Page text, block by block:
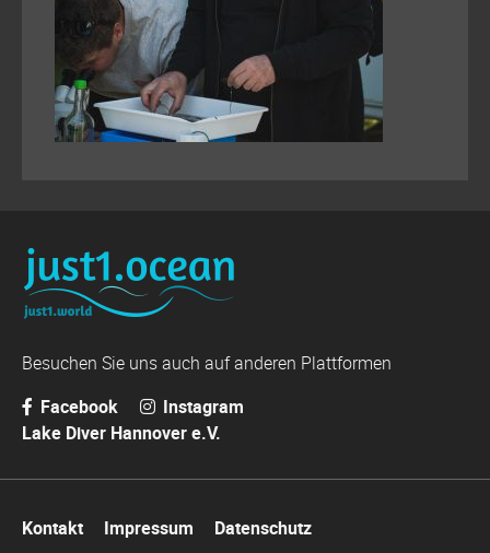
Besuchen Sie uns auch auf anderen Plattformen
Facebook
Instagram
Lake Diver Hannover e.V.
überspringen
Kontakt Impressum Datenschutz